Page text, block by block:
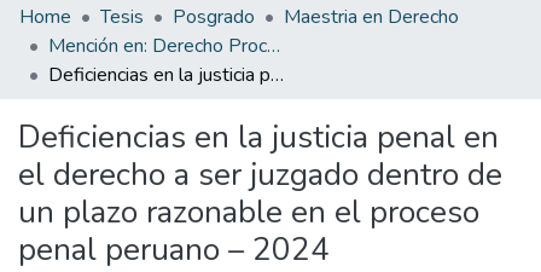
Communities & Collections
All of DSpace
Statistics
Home Tesis Posgrado
Maestria en Derecho
Mención en: Derecho Procesal Penal
Deficiencias en la justicia penal en el derecho a ser juzgado dentro de un plazo razonable en el proceso penal peruano – 2024
Deficiencias en la justicia penal en
el derecho a ser juzgado dentro de
un plazo razonable en el proceso
penal peruano – 2024